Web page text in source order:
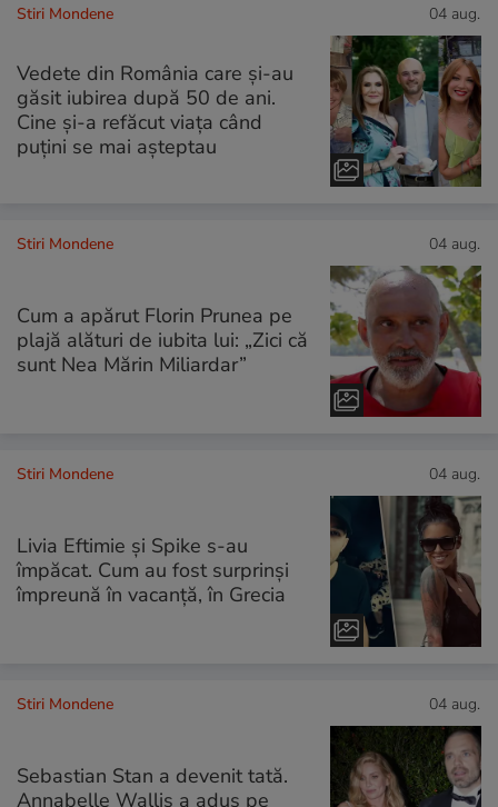
Stiri Mondene 04 aug.
Vedete din România care și-au
găsit iubirea după 50 de ani.
Cine și-a refăcut viața când
puțini se mai așteptau
Stiri Mondene 04 aug.
Cum a apărut Florin Prunea pe
plajă alături de iubita lui: „Zici că
sunt Nea Mărin Miliardar”
Stiri Mondene 04 aug.
Livia Eftimie și Spike s-au
împăcat. Cum au fost surprinși
împreună în vacanță, în Grecia
Stiri Mondene 04 aug.
Sebastian Stan a devenit tată.
Annabelle Wallis a adus pe